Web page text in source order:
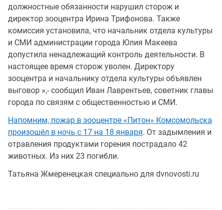
должностные обязанности нарушил сторож и
директор зооцентра Ирина Трифонова. Также
комиссия установила, что начальник отдела культуры
и СМИ администрации города Юлия Макеева
допустила ненадлежащий контроль деятельности. В
настоящее время сторож уволен. Директору
зооцентра и начальнику отдела культуры объявлен
выговор »,- сообщил Иван Лаврентьев, советник главы
города по связям с общественностью и СМИ.
Напомним, пожар в зооцентре «Питон» Комсомольска
произошёл в ночь с 17 на 18 января. От задымления и
отравления продуктами горения пострадало 42
животных. Из них 23 погибли.
Татьяна Жмеренецкая специально для dvnovosti.ru